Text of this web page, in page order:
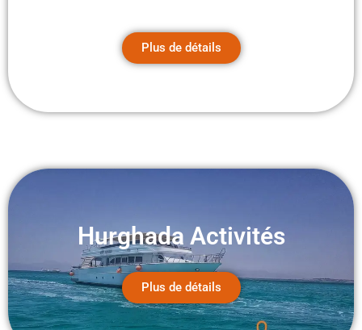
Plus de détails
Hurghada Activités
Plus de détails